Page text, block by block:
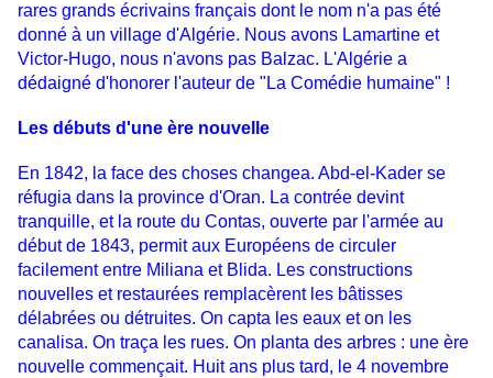
rares grands écrivains français dont le nom n'a pas été
donné à un village d'Algérie. Nous avons Lamartine et
Victor-Hugo, nous n'avons pas Balzac. L'Algérie a
dédaigné d'honorer l'auteur de "La Comédie humaine" !
Les débuts d'une ère nouvelle
En 1842, la face des choses changea. Abd-el-Kader se
réfugia dans la province d'Oran. La contrée devint
tranquille, et la route du Contas, ouverte par l'armée au
début de 1843, permit aux Européens de circuler
facilement entre Miliana et Blida. Les constructions
nouvelles et restaurées remplacèrent les bâtisses
délabrées ou détruites. On capta les eaux et on les
canalisa. On traça les rues. On planta des arbres : une ère
nouvelle commençait. Huit ans plus tard, le 4 novembre